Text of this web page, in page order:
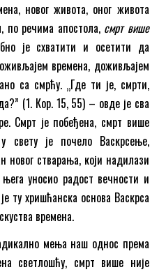
новог живота, оног живота
по речима апостола, смрт више
је схватити и осетити да
времена, доживљајем
са смрћу. „Где ти је, смрти,
(1. Кор. 15, 55) – овде је сва
Смрт је побеђена, смрт више
свету је почело Васкрсење,
новог стварања, који надилази
уносио радост вечности и
ту хришћанска основа Васкрса
времена.
мења наш однос према
светлошћу, смрт више није